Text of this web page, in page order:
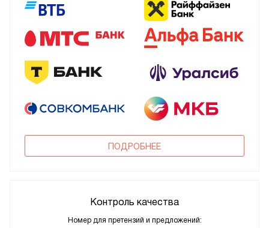
ПОДРОБНЕЕ
Контроль качества
Номер для претензий и предложений: